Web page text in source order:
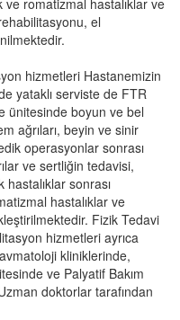
ve romatizmal hastalıklar ve
el
hizmetleri Hastanemizin
yataklı serviste de FTR
ünitesinde boyun ve bel
ağrıları, beyin ve sinir
operasyonlar sonrası
ve sertliğin tedavisi,
sonrası
hastalıklar ve
Fizik Tedavi
hizmetleri ayrıca
kliniklerinde,
ve Palyatif Bakım
doktorlar tarafından